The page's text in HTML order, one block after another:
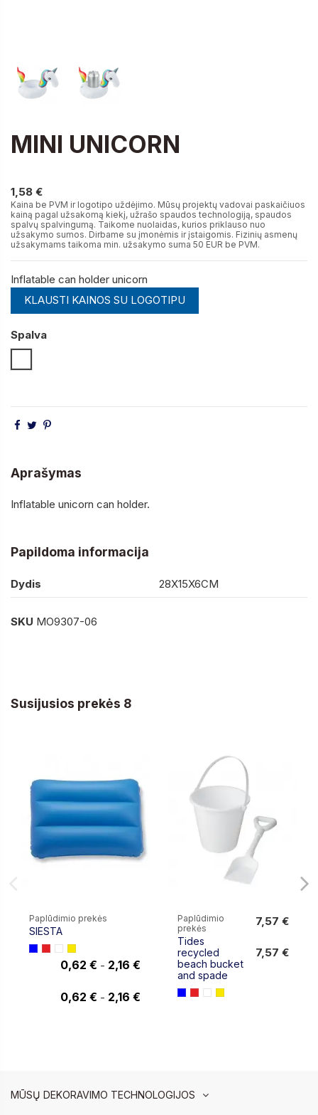
MINI UNICORN
1,58 €
Kaina be PVM ir logotipo uždėjimo. Mūsų projektų vadovai paskaičiuos
kainą pagal užsakomą kiekį, užrašo spaudos technologiją, spaudos
spalvų spalvingumą. Taikome nuolaidas, kurios priklauso nuo
užsakymo sumos. Dirbame su įmonėmis ir įstaigomis. Fizinių asmenų
užsakymams taikoma min. užsakymo suma 50 EUR be PVM.
Inflatable can holder unicorn
KLAUSTI KAINOS SU LOGOTIPU
Spalva
Aprašymas
Inflatable unicorn can holder.
Papildoma informacija
Dydis 28X15X6CM
SKU MO9307-06
Susijusios prekės 8
Paplūdimio prekės
SIESTA
0,62 € - 2,16 €
0,62 € - 2,16 €
Paplūdimio
prekės
Tides
recycled
beach bucket
and spade
7,57 €
7,57 €
MŪSŲ DEKORAVIMO TECHNOLOGIJOS